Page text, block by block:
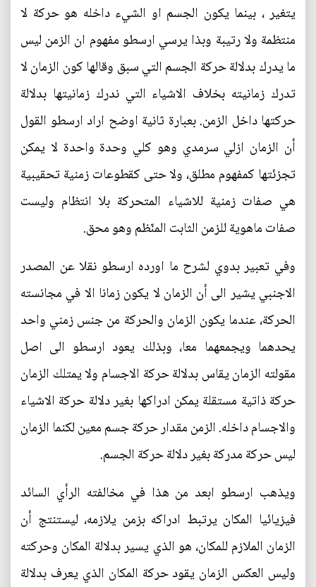
يتغير ، بينما يكون الجسم او الشيء داخله هو حركة لا
منتظمة ولا رتيبة وبذا يرسي ارسطو مفهوم ان الزمن ليس
ما يدرك بدلالة حركة الجسم التي سبق وقالها كون الزمان لا
تدرك زمانيته بخلاف الاشياء التي ندرك زمانيتها بدلالة
حركتها داخل الزمن. بعبارة ثانية اوضح اراد ارسطو القول
أن الزمان ازلي سرمدي وهو كلي وحدة واحدة لا يمكن
تجزئتها كمفهوم مطلق، ولا حتى كقطوعات زمنية تحقيبية
هي صفات زمنية للاشياء المتحركة بلا انتظام وليست
صفات ماهوية للزمن الثابت المنّظم وهو محق.
وفي تعبير بدوي لشرح ما اورده ارسطو نقلا عن المصدر
الاجنبي يشير الى أن الزمان لا يكون زمانا الا في مجانسته
الحركة، عندما يكون الزمان والحركة من جنس زمني واحد
يحدهما ويجمعهما معا، وبذلك يعود ارسطو الى اصل
مقولته الزمان يقاس بدلالة حركة الاجسام ولا يمتلك الزمان
حركة ذاتية مستقلة يمكن ادراكها بغير دلالة حركة الاشياء
والاجسام داخله. الزمن مقدار حركة جسم معين لكنما الزمان
ليس حركة مدركة بغير دلالة حركة الجسم.
ويذهب ارسطو ابعد من هذا في مخالفته الرأي السائد
فيزيائيا المكان يرتبط ادراكه بزمن يلازمه، ليستنتج أن
الزمان الملازم للمكان، هو الذي يسير بدلالة المكان وحركته
وليس العكس الزمان يقود حركة المكان الذي يعرف بدلالة